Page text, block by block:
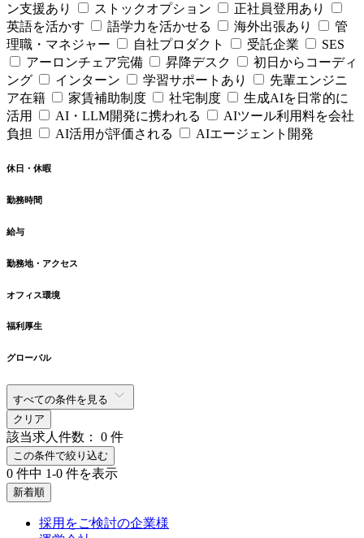
ン支援あり
ストックオプション
正社員登用あり
英語を活かす
語学力を活かせる 海外出張あり
管
理職・マネジャー
自社プロダクト 受託企業
SES
アーロンチェア完備
昇降デスク
初日からコーディ
ング
インターン 学習サポートあり
先輩エンジニ
ア在籍
家賃補助制度 社宅制度
生成AIを日常的に
活用
AI・LLM開発に携われる
AIツール利用料を会社
負担
AI活用が評価される AIエージェント開発
休日・休暇
勤務時間
給与
勤務地・アクセス
オフィス環境
福利厚生
グローバル
すべての条件を見る
クリア
該当求人件数： 0 件
この条件で絞り込む
0 件中 1-0 件を表示
新着順
採用をご検討の企業様